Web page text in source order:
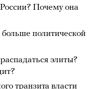
Почему она
политической
элиты?
транзита власти